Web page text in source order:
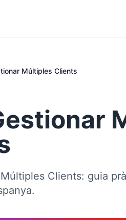
Múltiples Clients
Clients: guia